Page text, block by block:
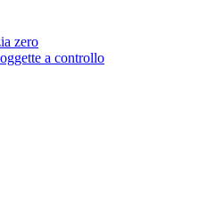
zero
a controllo